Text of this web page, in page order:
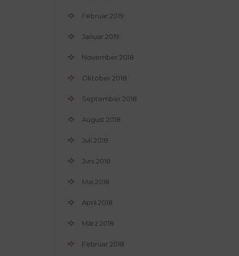
Februar 2019
Januar 2019
November 2018
Oktober 2018
September 2018
August 2018
Juli 2018
Juni 2018
Mai 2018
April 2018
März 2018
Februar 2018